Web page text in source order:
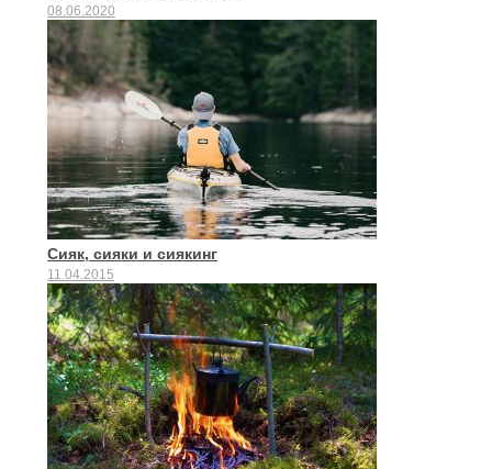
08.06.2020
Сияк, сияки и сиякинг
11.04.2015